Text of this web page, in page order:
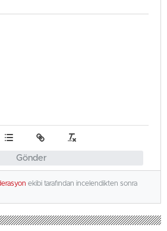
Gönder
ekibi tarafından incelendikten sonra